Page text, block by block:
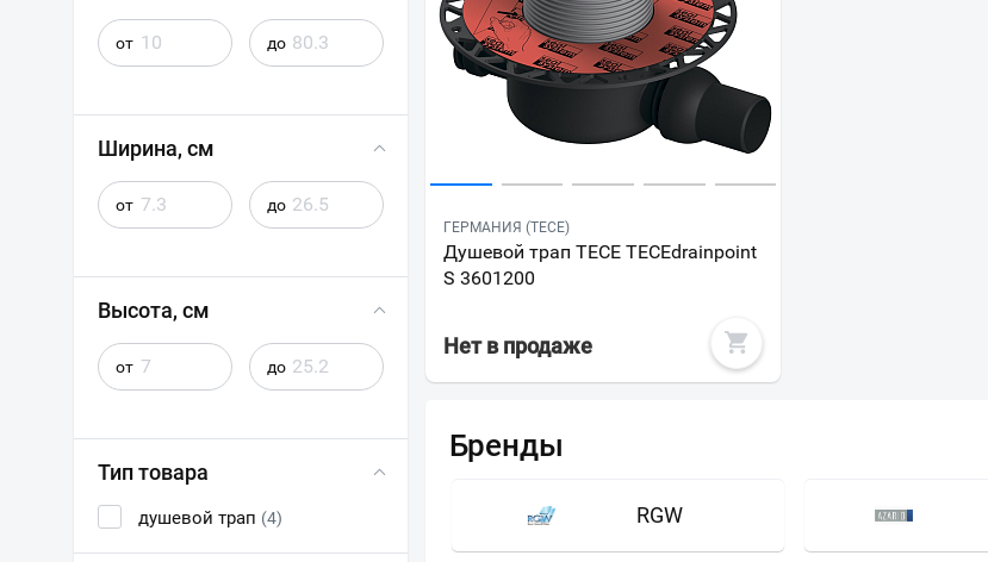
от до
Ширина, см
от до
Высота, см
от до
Тип товара
душевой трап (4)
ГЕРМАНИЯ (TECE)
Душевой трап TECE TECEdrainpoint
S 3601200
Нет в продаже
Бренды
RGW
Ваш город